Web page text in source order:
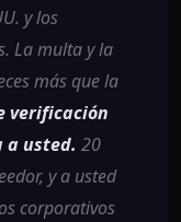
y los
La multa y la
más que la
verificación
a usted. 20
y a usted
corporativos